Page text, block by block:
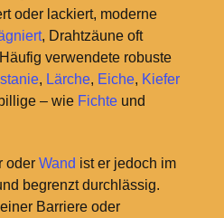
oder lackiert, moderne
, Drahtzäune oft
verwendete robuste
, Lärche, Eiche, Kiefer
– wie Fichteund
oder Wand ist er jedoch im
begrenzt durchlässig.
Barriere oder